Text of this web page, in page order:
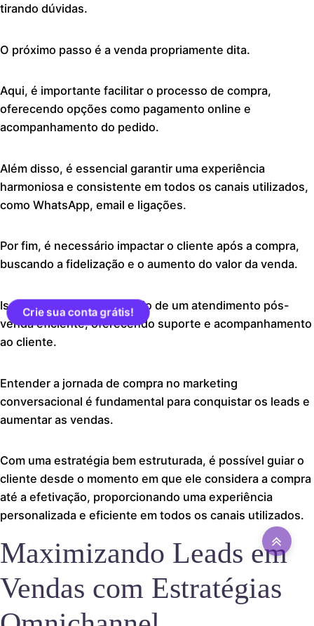
tirando dúvidas.
O próximo passo é a venda propriamente dita.
Aqui, é importante facilitar o processo de compra,
oferecendo opções como pagamento online e
acompanhamento do pedido.
Além disso, é essencial garantir uma experiência
harmoniosa e consistente em todos os canais utilizados,
como WhatsApp, email e ligações.
Por fim, é necessário impactar o cliente após a compra,
buscando a fidelização e o aumento do valor da venda.
Isso pode ser feito por meio de um atendimento pós-
venda eficiente, oferecendo suporte e acompanhamento
ao cliente.
Entender a jornada de compra no marketing
conversacional é fundamental para conquistar os leads e
aumentar as vendas.
Com uma estratégia bem estruturada, é possível guiar o
cliente desde o momento em que ele considera a compra
até a efetivação, proporcionando uma experiência
personalizada e eficiente em todos os canais utilizados.
Maximizando Leads em
Vendas com Estratégias
Crie sua conta grátis!